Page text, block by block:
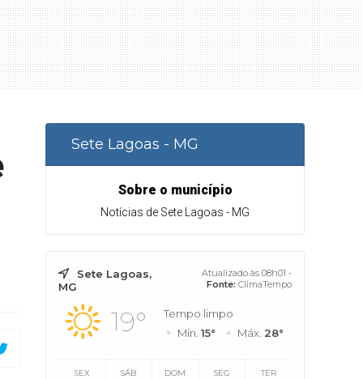
Sete Lagoas - MG
Sobre o município
Notícias de Sete Lagoas - MG
Sete Lagoas,
MG
Atualizado às 08h01 -
Fonte: ClimaTempo
19°
Tempo limpo
Mín. 15° Máx. 28°
SEX SÁB DOM SEG TER